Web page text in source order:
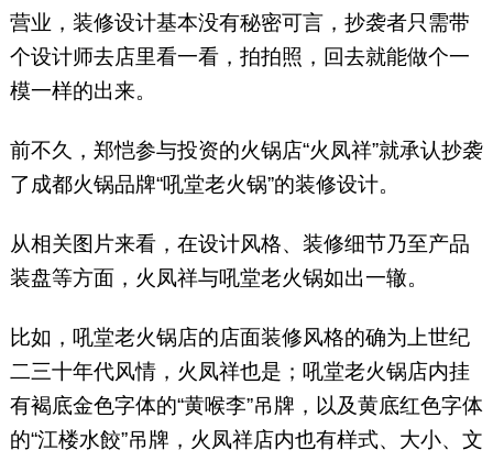
营业，装修设计基本没有秘密可言，抄袭者只需带
个设计师去店里看一看，拍拍照，回去就能做个一
模一样的出来。
前不久，郑恺参与投资的火锅店“火凤祥”就承认抄袭
了成都火锅品牌“吼堂老火锅”的装修设计。
从相关图片来看，在设计风格、装修细节乃至产品
装盘等方面，火凤祥与吼堂老火锅如出一辙。
比如，吼堂老火锅店的店面装修风格的确为上世纪
二三十年代风情，火凤祥也是；吼堂老火锅店内挂
有褐底金色字体的“黄喉李”吊牌，以及黄底红色字体
的“江楼水餃”吊牌，火凤祥店内也有样式、大小、文